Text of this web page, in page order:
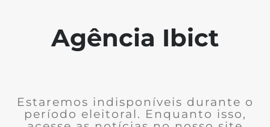
Agência Ibict
Estaremos indisponíveis durante o
período eleitoral. Enquanto isso,